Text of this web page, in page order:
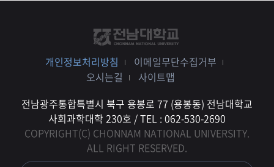
개인정보처리방침
이메일무단수집거부
오시는길
사이트맵
전남광주통합특별시 북구 용봉로 77 (용봉동) 전남대학교
사회과학대학 230호 / TEL : 062-530-2690
COPYRIGHT(C) CHONNAM NATIONAL UNIVERSITY.
ALL RIGHT RESERVED.